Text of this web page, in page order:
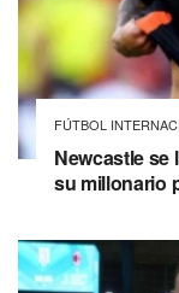
FÚTBOL
Newcastle se
su millonario